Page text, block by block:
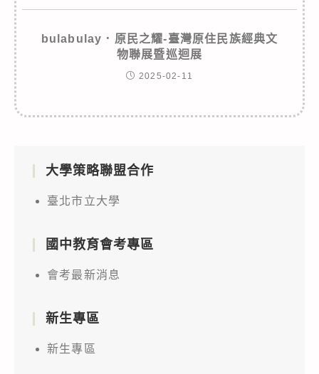
bulabulay．原民之耀-臺灣原住民族經典文
物聯展暨巡迴展
2025-02-11
大學策略聯盟合作
臺北市立大學
國中教育會考專區
會考最新消息
新生專區
新生專區